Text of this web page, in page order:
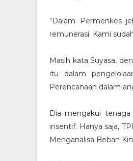
“Dalam Permenkes
remunerasi. Kami
Masih kata Suyasa,
itu dalam
Perencanaan dalam
Dia mengakui
insentif. Hanya saja,
Menganalisa Beban